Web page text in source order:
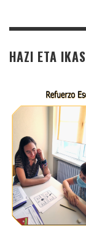
HAZI ETA